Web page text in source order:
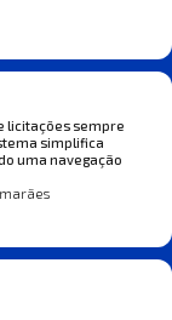
licitações sempre
simplifica
uma navegação